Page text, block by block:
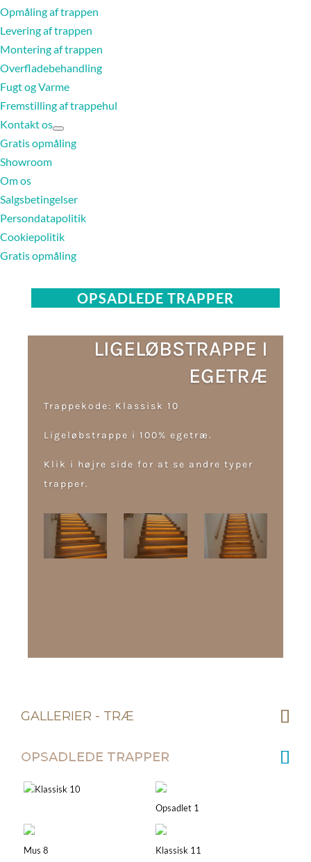
Opmåling af trappen
Levering af trappen
Montering af trappen
Overfladebehandling
Fugt og Varme
Fremstilling af trappehul
Kontakt os
Gratis opmåling
Showroom
Om os
Salgsbetingelser
Persondatapolitik
Cookiepolitik
Gratis opmåling
OPSADLEDE TRAPPER
LIGELØBSTRAPPE I
EGETRÆ
Trappekode: Klassisk 10
Ligeløbstrappe i 100% egetræ.
Klik i højre side for at se andre typer
trapper.
GALLERIER - TRÆ
OPSADLEDE TRAPPER
Klassisk 10
Opsadlet 1
Mus 8 Klassisk 11